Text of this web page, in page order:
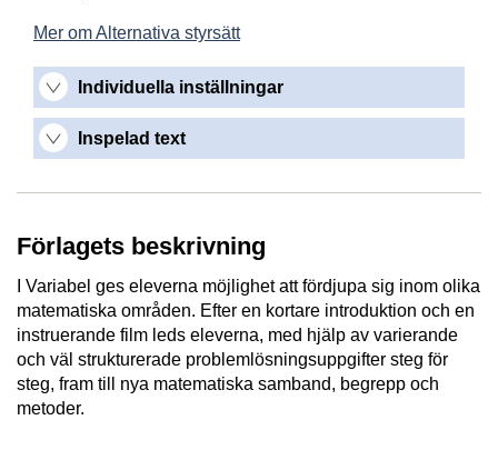
Mer om Alternativa styrsätt
Individuella inställningar
Inspelad text
Förlagets beskrivning
I Variabel ges eleverna möjlighet att fördjupa sig inom olika
matematiska områden. Efter en kortare introduktion och en
instruerande film leds eleverna, med hjälp av varierande
och väl strukturerade problemlösningsuppgifter steg för
steg, fram till nya matematiska samband, begrepp och
metoder.